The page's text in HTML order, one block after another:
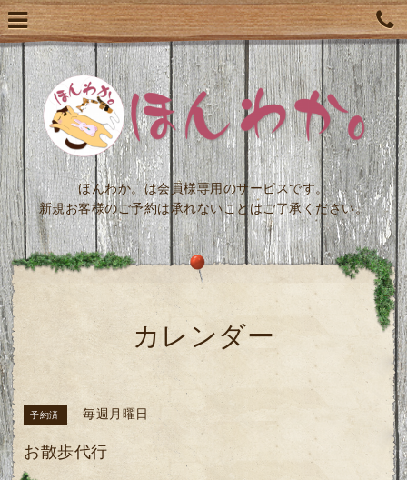
ほんわか。は会員様専用のサービスです。
新規お客様のご予約は承れないことはご了承ください。
カレンダー
予約済 毎週月曜日
お散歩代行